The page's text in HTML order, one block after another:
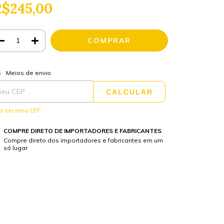
para o CEP:
Meios de envio
CALCULAR
sei meu CEP
COMPRE DIRETO DE IMPORTADORES E FABRICANTES
Compre direto dos importadores e fabricantes em um
só lugar